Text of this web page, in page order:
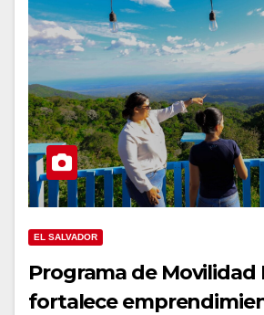
EL SALVADOR
Programa de Movilidad
fortalece